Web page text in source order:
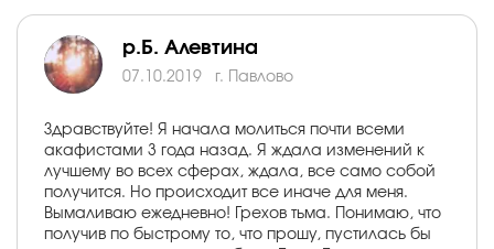
р.Б. Алевтина
07.10.2019 г. Павлово
Здравствуйте! Я начала молиться почти всеми
акафистами 3 года назад. Я ждала изменений к
лучшему во всех сферах, ждала, все само собой
получится. Но происходит все иначе для меня.
Вымаливаю ежедневно! Грехов тьма. Понимаю, что
получив по быстрому то, что прошу, пустилась бы